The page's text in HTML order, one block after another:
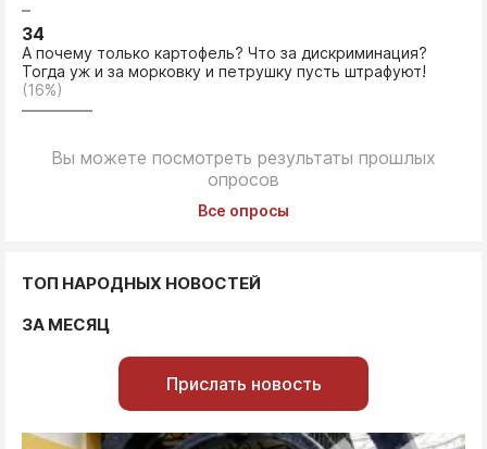
34
А почему только картофель? Что за дискриминация?
Тогда уж и за морковку и петрушку пусть штрафуют!
(16%)
Вы можете посмотреть результаты прошлых
опросов
Все опросы
ТОП НАРОДНЫХ НОВОСТЕЙ
ЗА МЕСЯЦ
Прислать новость